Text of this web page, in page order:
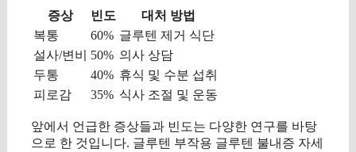
증상 빈도
대처 방법
복통
60% 글루텐 제거 식단
설사/변비
50% 의사 상담
두통
40% 휴식 및 수분 섭취
피로감
35% 식사 조절 및 운동
앞에서 언급한 증상들과 빈도는 다양한 연구를 바탕
으로 한 것입니다. 글루텐 부작용 글루텐 불내증 자세